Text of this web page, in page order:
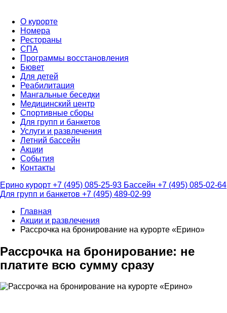
О курорте
Номера
Рестораны
СПА
Программы восстановления
Бювет
Для детей
Реабилитация
Мангальные беседки
Медицинский центр
Спортивные сборы
Для групп и банкетов
Услуги и развлечения
Летний бассейн
Акции
События
Контакты
Ерино курорт +7 (495) 085-25-93 Бассейн +7 (495) 085-02-64
Для групп и банкетов +7 (495) 489-02-99
Главная
Акции и развлечения
Рассрочка на бронирование на курорте «Ерино»
Рассрочка на бронирование: не
платите всю сумму сразу